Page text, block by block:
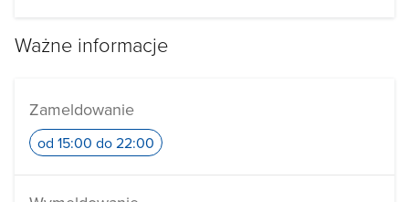
Ważne informacje
Zameldowanie
od 15:00 do 22:00